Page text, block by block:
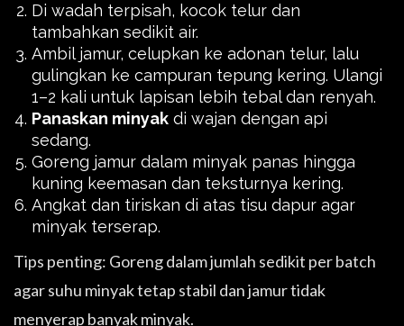
Di wadah terpisah, kocok telur dan
tambahkan sedikit air.
Ambil jamur, celupkan ke adonan telur, lalu
gulingkan ke campuran tepung kering. Ulangi
1–2 kali untuk lapisan lebih tebal dan renyah.
Panaskan minyak di wajan dengan api
sedang.
Goreng jamur dalam minyak panas hingga
kuning keemasan dan teksturnya kering.
Angkat dan tiriskan di atas tisu dapur agar
minyak terserap.
Tips penting: Goreng dalam jumlah sedikit per batch
agar suhu minyak tetap stabil dan jamur tidak
menyerap banyak minyak.